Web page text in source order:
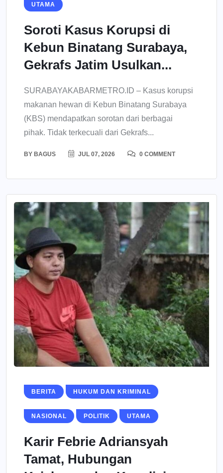
UTAMA
Soroti Kasus Korupsi di
Kebun Binatang Surabaya,
Gekrafs Jatim Usulkan...
SURABAYAKABARMETRO.ID – Kasus korupsi
makanan hewan di Kebun Binatang Surabaya
(KBS) mendapatkan sorotan dari berbagai
pihak. Tidak terkecuali dari Gekrafs...
BY BAGUS JUL 07, 2026 0 COMMENT
BERITA HUKUM DAN KRIMINAL
NASIONAL POLITIK UTAMA
Karir Febrie Adriansyah
Tamat, Hubungan